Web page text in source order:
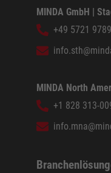
MINDA GmbH |
+49 5721
MINDA North
+1 828 313-